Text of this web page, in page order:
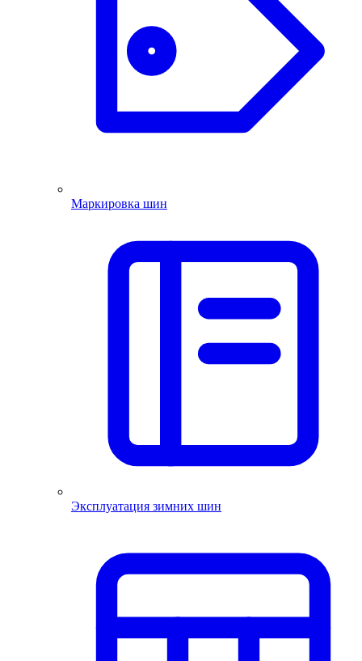
Маркировка шин
Эксплуатация зимних шин